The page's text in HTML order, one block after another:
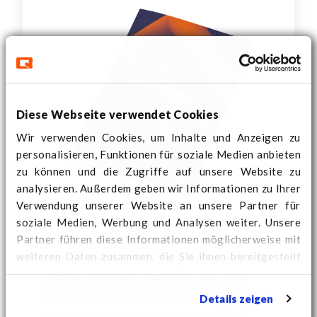
Diese Webseite verwendet Cookies
Wir verwenden Cookies, um Inhalte und Anzeigen zu
personalisieren, Funktionen für soziale Medien anbieten
zu können und die Zugriffe auf unsere Website zu
analysieren. Außerdem geben wir Informationen zu Ihrer
Verwendung unserer Website an unsere Partner für
soziale Medien, Werbung und Analysen weiter. Unsere
Partner führen diese Informationen möglicherweise mit
weiteren Daten zusammen, die Sie ihnen bereitgestellt
haben oder die sie im Rahmen Ihrer Nutzung der Dienste
Informationen und können Ihre Zustimmung ändern.
Details zeigen
Leichtgewicht und stabil:
mittelschwere Palette ein
Wunderwerk der Technik. Trotz ihrer
leichten Konstruktion unterstützt sie
sicher eine statische Last von bis zu
500 kg und eine dynamische Last
von 250 kg. Ihr robustes Design
gewährleistet Stabilität und
Zuverlässigkeit für Ihre Lager- und
Ausstellungsbedürfnisse, egal ob
Entdecken Sie unser umfangreiches
Sortiment! Laden Sie jetzt unseren
neuen Produktüberblick herunter
und erhalten Sie direkten Zugang zu